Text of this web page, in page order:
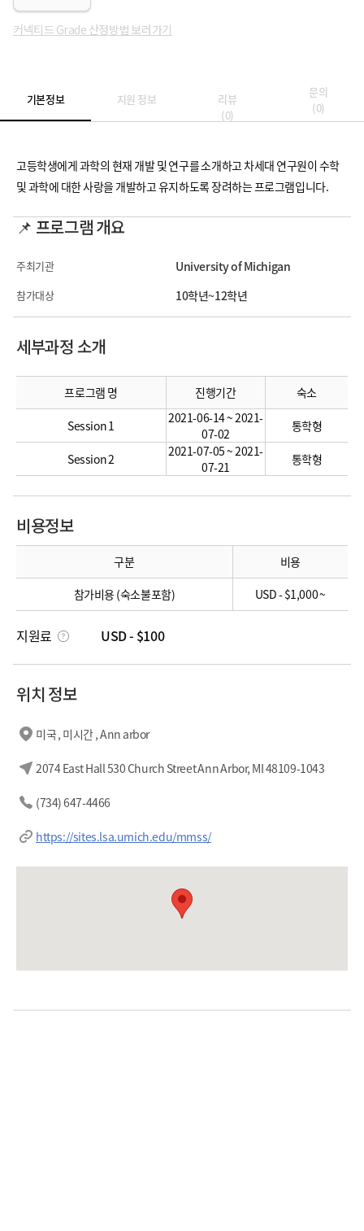
커넥티드 Grade 산정방법 보러가기
기본정보 지원 정보
리뷰
(0)
문의
(0)
고등학생에게 과학의 현재 개발 및 연구를 소개하고 차세대 연구원이 수학
및 과학에 대한 사랑을 개발하고 유지하도록 장려하는 프로그램입니다.
📌 프로그램 개요
주최기관 University of Michigan
참가대상 10학년~12학년
세부과정 소개
프로그램 명 진행기간 숙소
Session 1
2021-06-14 ~ 2021-
07-02
통학형
Session 2
2021-07-05 ~ 2021-
07-21
통학형
비용정보
구분
비용
참가비용 (숙소불포함)
USD - $1,000 ~
지원료 USD - $100
위치 정보
미국 , 미시간 , Ann arbor
2074 East Hall 530 Church Street Ann Arbor, MI 48109-1043
(734) 647-4466
https://sites.lsa.umich.edu/mmss/